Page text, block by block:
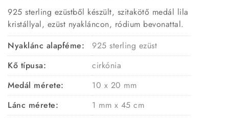
925 sterling ezüstből készült, szitakötő medál lila
kristállyal, ezüst nyakláncon, ródium bevonattal.
Nyaklánc alapféme:
925 sterling ezüst
Kő típusa:
cirkónia
Medál mérete:
10 x 20 mm
Lánc mérete:
1 mm x 45 cm